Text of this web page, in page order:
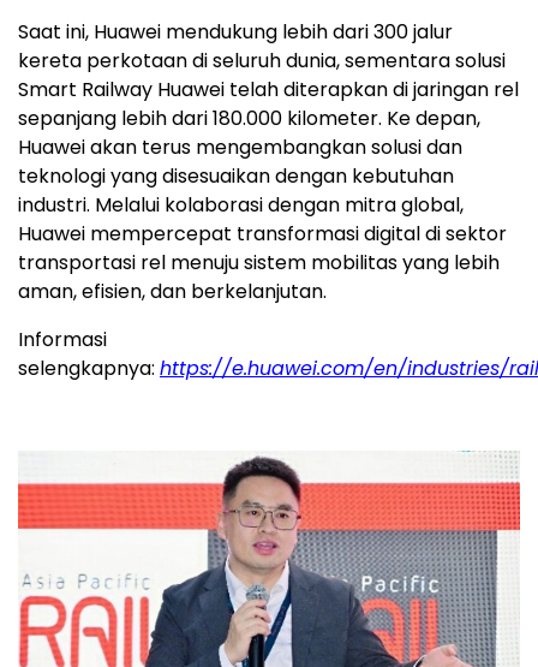
Saat ini, Huawei mendukung lebih dari 300 jalur
kereta perkotaan di seluruh dunia, sementara solusi
Smart Railway Huawei telah diterapkan di jaringan rel
sepanjang lebih dari 180.000 kilometer. Ke depan,
Huawei akan terus mengembangkan solusi dan
teknologi yang disesuaikan dengan kebutuhan
industri. Melalui kolaborasi dengan mitra global,
Huawei mempercepat transformasi digital di sektor
transportasi rel menuju sistem mobilitas yang lebih
aman, efisien, dan berkelanjutan.
Informasi
selengkapnya: https://e.huawei.com/en/industries/